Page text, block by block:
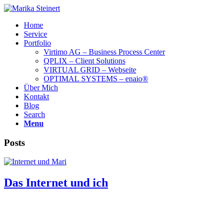
Home
Service
Portfolio
Virtimo AG – Business Process Center
QPLIX – Client Solutions
VIRTUAL GRID – Webseite
OPTIMAL SYSTEMS – enaio®
Über Mich
Kontakt
Blog
Search
Menu
Posts
Das Internet und ich